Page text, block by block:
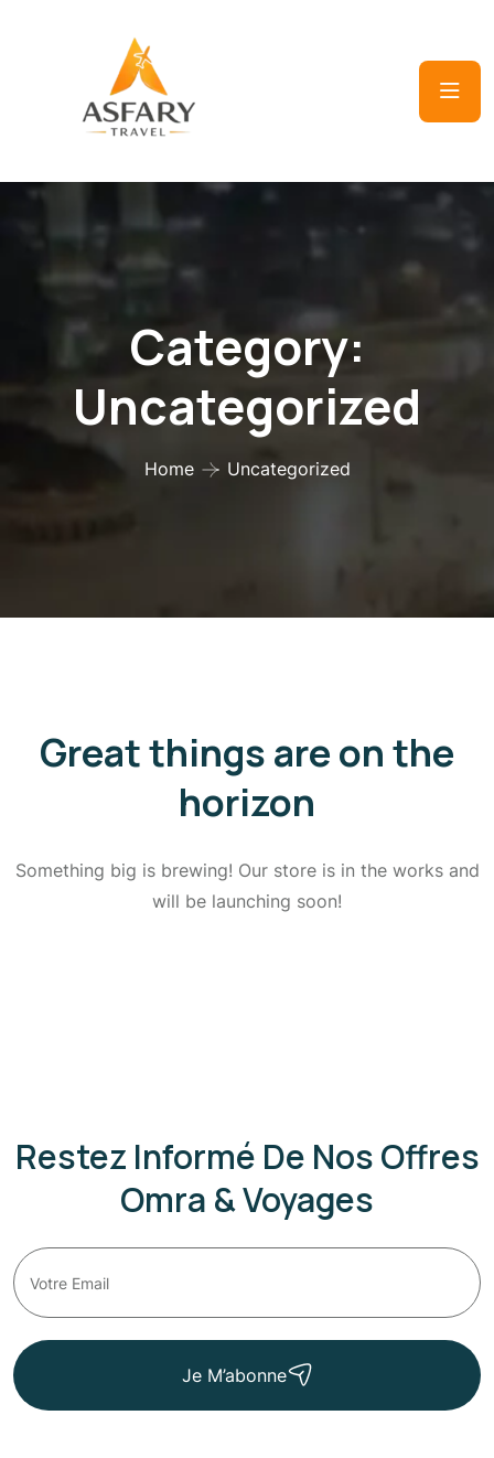
Category:
Uncategorized
Home Uncategorized
Great things are on the
horizon
Something big is brewing! Our store is in the works and
will be launching soon!
Restez Informé De Nos Offres
Omra & Voyages
Je M’abonne